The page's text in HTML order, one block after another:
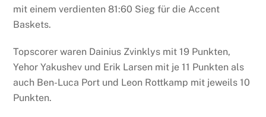
mit einem verdienten 81:60 Sieg für die Accent
Baskets.
Topscorer waren Dainius Zvinklys mit 19 Punkten,
Yehor Yakushev und Erik Larsen mit je 11 Punkten als
auch Ben-Luca Port und Leon Rottkamp mit jeweils 10
Punkten.